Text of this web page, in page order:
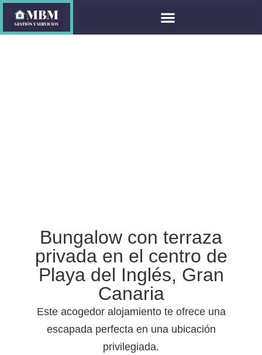
Bungalow con terraza
privada en el centro de
Playa del Inglés, Gran
Canaria
Este acogedor alojamiento te ofrece una
escapada perfecta en una ubicación
privilegiada.